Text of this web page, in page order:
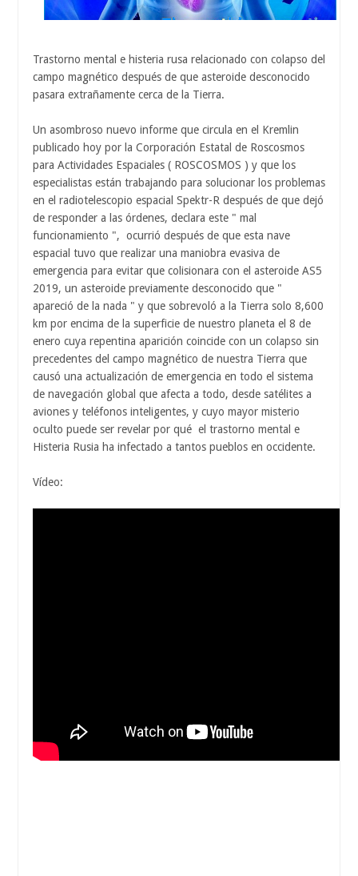
Trastorno mental e histeria rusa relacionado con colapso del
campo magnético después de que asteroide desconocido
pasara extrañamente cerca de la Tierra.
Un asombroso nuevo informe que circula en el Kremlin
publicado hoy por la Corporación Estatal de Roscosmos
para Actividades Espaciales ( ROSCOSMOS ) y que los
especialistas están trabajando para solucionar los problemas
en el radiotelescopio espacial Spektr-R después de que dejó
de responder a las órdenes, declara este " mal
funcionamiento ", ocurrió después de que esta nave
espacial tuvo que realizar una maniobra evasiva de
emergencia para evitar que colisionara con el asteroide AS5
2019, un asteroide previamente desconocido que "
apareció de la nada " y que sobrevoló a la Tierra solo 8,600
km por encima de la superficie de nuestro planeta el 8 de
enero cuya repentina aparición coincide con un colapso sin
precedentes del campo magnético de nuestra Tierra que
causó una actualización de emergencia en todo el sistema
de navegación global que afecta a todo, desde satélites a
aviones y teléfonos inteligentes, y cuyo mayor misterio
oculto puede ser revelar por qué el trastorno mental e
Histeria Rusia ha infectado a tantos pueblos en occidente.
Vídeo: